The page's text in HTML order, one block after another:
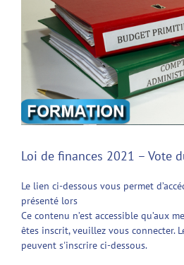
Loi de finances 2021 – Vote
Le lien ci-dessous vous permet
présenté lors
Ce contenu n’est accessible qu’aux
êtes inscrit, veuillez vous connecter.
peuvent s'inscrire ci-dessous.